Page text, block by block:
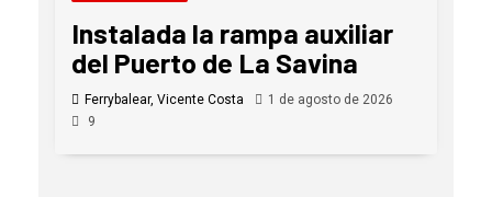
Instalada la rampa auxiliar
del Puerto de La Savina
Ferrybalear, Vicente Costa
1 de agosto de 2026
9